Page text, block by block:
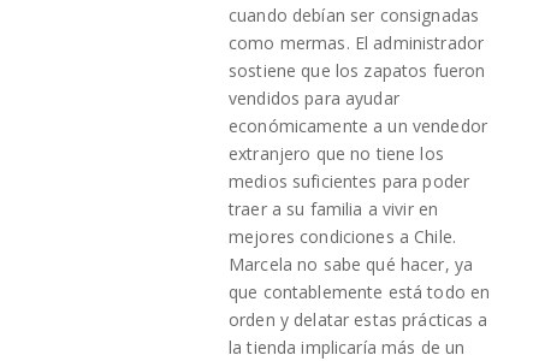
cuando debían ser consignadas
como mermas. El administrador
sostiene que los zapatos fueron
vendidos para ayudar
económicamente a un vendedor
extranjero que no tiene los
medios suficientes para poder
traer a su familia a vivir en
mejores condiciones a Chile.
Marcela no sabe qué hacer, ya
que contablemente está todo en
orden y delatar estas prácticas a
la tienda implicaría más de un